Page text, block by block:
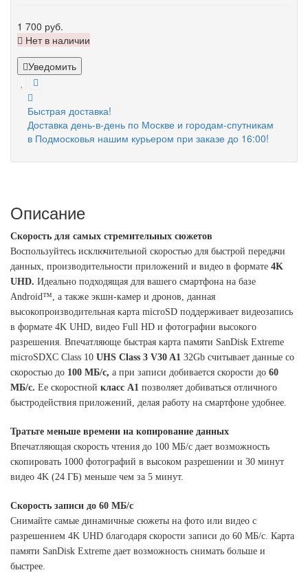
1 700 руб.
Нет в наличии
Уведомить
Быстрая доставка!
Доставка день-в-день по Москве и городам-спутникам
в Подмосковья нашим курьером при заказе до 16:00!
Описание
Скорость для самых стремительных сюжетов
Воспользуйтесь исключительной скоростью для быстрой передачи
данных, производительности приложений и видео в формате 4K
UHD. Идеально подходящая для вашего смартфона на базе
Android™, а также экшн-камер и дронов, данная
высокопроизводительная карта microSD поддерживает видеозапись
в формате 4K UHD, видео Full HD и фотографии высокого
разрешения. Впечатляюще быстрая карта памяти SanDisk Extreme
microSDXC Class 10 UHS Class 3 V30 A1 32Gb считывает данные со
скоростью до 100 МБ/с, а при записи добивается скорости до 60
МБ/с. Ее скоростной класс A1 позволяет добиваться отличного
быстродействия приложений, делая работу на смартфоне удобнее.
Тратьте меньше времени на копирование данных
Впечатляющая скорость чтения до 100 МБ/с дает возможность
скопировать 1000 фотографий в высоком разрешении и 30 минут
видео 4K (24 ГБ) меньше чем за 5 минут.
Скорость записи до 60 МБ/с
Снимайте самые динамичные сюжеты на фото или видео с
разрешением 4K UHD благодаря скорости записи до 60 МБ/с. Карта
памяти SanDisk Extreme дает возможность снимать больше и
быстрее.